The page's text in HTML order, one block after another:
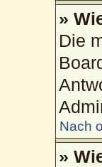
»
Die
Nach
»